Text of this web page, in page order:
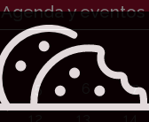
Agenda y eventos
5 7